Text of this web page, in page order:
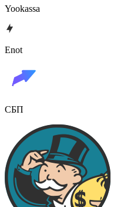
Yookassa
Enot
СБП